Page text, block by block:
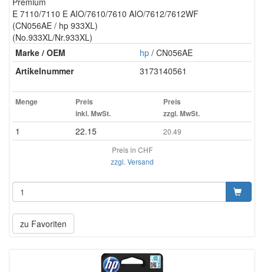
E 7110/7110 E AIO/7610/7610 AIO/7612/7612WF
(CN056AE / hp 933XL)
(No.933XL/Nr.933XL)
Marke / OEM
hp / CN056AE
Artikelnummer
3173140561
Menge
Preis
inkl. MwSt.
Preis
zzgl. MwSt.
1 22.15
20.49
Preis in CHF
zzgl. Versand
zu Favoriten